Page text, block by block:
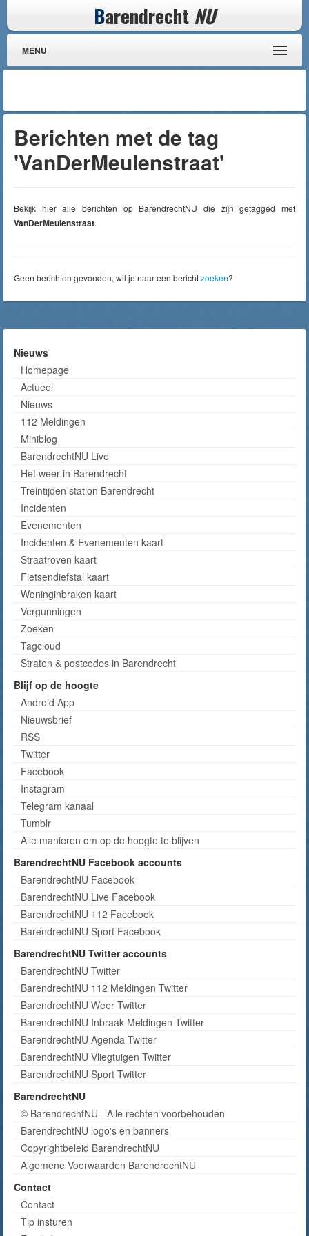
Barendrecht NU
MENU
Berichten met de tag
'VanDerMeulenstraat'
Bekijk hier alle berichten op BarendrechtNU die zijn getagged met
VanDerMeulenstraat.
Geen berichten gevonden, wil je naar een berichtzoeken?
Nieuws
Homepage
Actueel
Nieuws
112 Meldingen
Miniblog
BarendrechtNU Live
Het weer in Barendrecht
Treintijden station Barendrecht
Incidenten
Evenementen
Incidenten & Evenementen kaart
Straatroven kaart
Fietsendiefstal kaart
Woninginbraken kaart
Vergunningen
Zoeken
Tagcloud
Straten & postcodes in Barendrecht
Blijf op de hoogte
Android App
Nieuwsbrief
RSS
Twitter
Facebook
Instagram
Telegram kanaal
Tumblr
Alle manieren om op de hoogte te blijven
BarendrechtNU Facebook accounts
BarendrechtNU Facebook
BarendrechtNU Live Facebook
BarendrechtNU 112 Facebook
BarendrechtNU Sport Facebook
BarendrechtNU Twitter accounts
BarendrechtNU Twitter
BarendrechtNU 112 Meldingen Twitter
BarendrechtNU Weer Twitter
BarendrechtNU Inbraak Meldingen Twitter
BarendrechtNU Agenda Twitter
BarendrechtNU Vliegtuigen Twitter
BarendrechtNU Sport Twitter
BarendrechtNU
© BarendrechtNU - Alle rechten voorbehouden
BarendrechtNU logo's en banners
Copyrightbeleid BarendrechtNU
Algemene Voorwaarden BarendrechtNU
Contact
Contact
Tip insturen